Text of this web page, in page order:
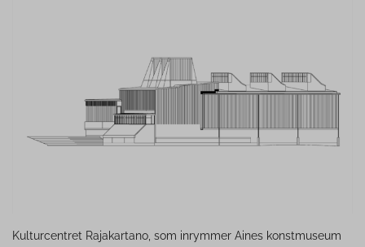
Kulturcentret Rajakartano, som inrymmer Aines konstmuseum